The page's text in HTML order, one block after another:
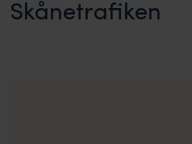
Skånetrafiken